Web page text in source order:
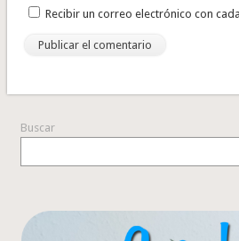
Recibir un correo electrónico con
Buscar